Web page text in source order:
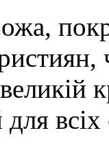
для